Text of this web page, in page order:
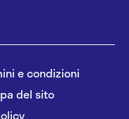
e condizioni
del sito